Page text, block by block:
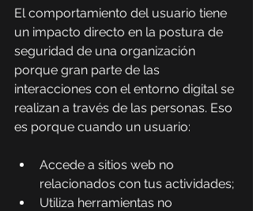
El comportamiento del usuario tiene
un impacto directo en la postura de
seguridad de una organización
porque gran parte de las
interacciones con el entorno digital se
realizan a través de las personas. Eso
es porque cuando un usuario:
Accede a sitios web no
relacionados con tus actividades;
Utiliza herramientas no